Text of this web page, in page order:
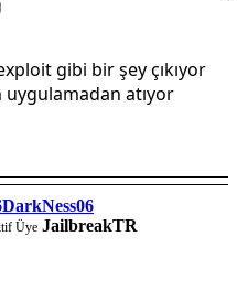
gibi bir şey çıkıyor
atıyor
Üye JailbreakTR